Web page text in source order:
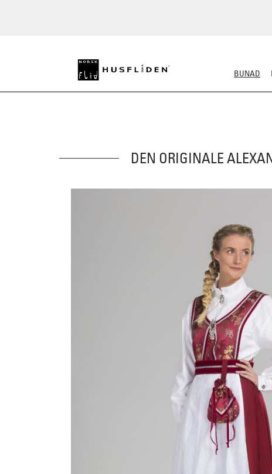
BUNAD
DEN ORIGINALE